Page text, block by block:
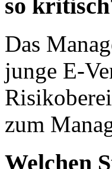
so
Das
junge E-
zum
Welchen